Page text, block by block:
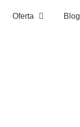
Oferta Blog